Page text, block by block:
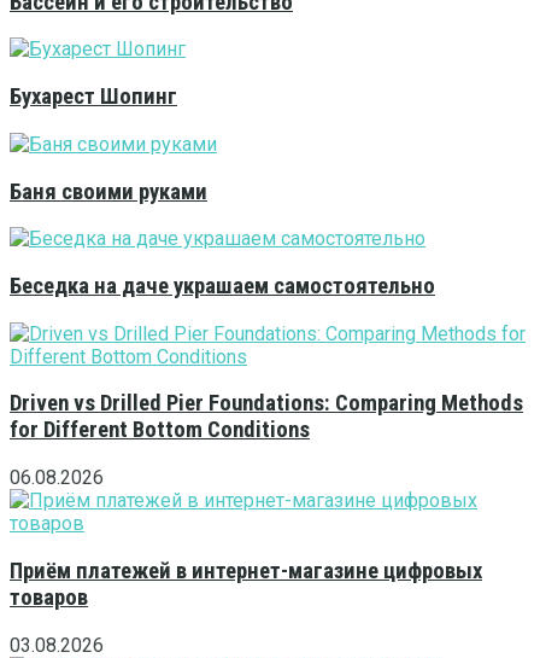
Бухарест Шопинг
Баня своими руками
Беседка на даче украшаем самостоятельно
Driven vs Drilled Pier Foundations: Comparing Methods
for Different Bottom Conditions
06.08.2026
Приём платежей в интернет-магазине цифровых
товаров
03.08.2026